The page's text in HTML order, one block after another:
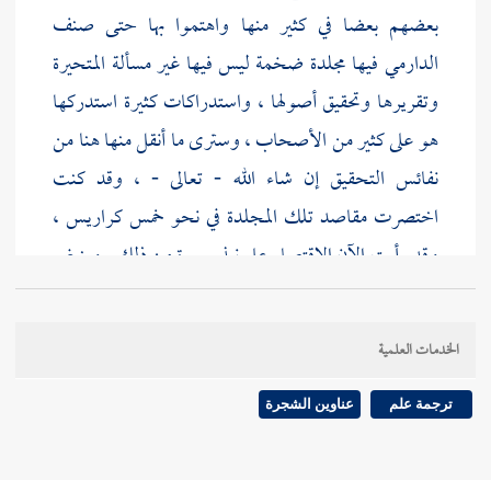
بعضهم بعضا في كثير منها واهتموا بها حتى صنف
الدارميفيها مجلدة ضخمة ليس فيها غير مسألة المتحيرة
وتقريرها وتحقيق أصولها ، واستدراكات كثيرة استدركها
هو على كثير من الأصحاب ، وسترى ما أنقل منها هنا من
نفائس التحقيق إن شاء الله - تعالى - ، وقد كنت
اختصرت مقاصد تلك المجلدة في نحو خمس كراريس ،
وقد رأيت الآن الاقتصار على نبذ يسيرة من ذلك . وينبغي
للناظر فيها أن يعتني بحفظ ضوابطها وأصولها فيسهل
عليه بعده جميع ما يراه من صورها ، واتفق أصحابنا
المتقدمون والمتأخرون على أن
متحيرة.
الخدمات العلمية
ترجمة علم عناوين الشجرة